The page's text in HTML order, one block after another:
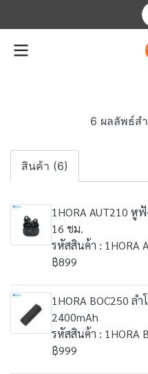
6 ผลลัพธ์ส
สินค้า (6)
1HORA AUT210
16 ชม.
รหัสสินค้า : 1HORA
฿899
1HORA BOC250
2400mAh
รหัสสินค้า : 1HORA
฿999